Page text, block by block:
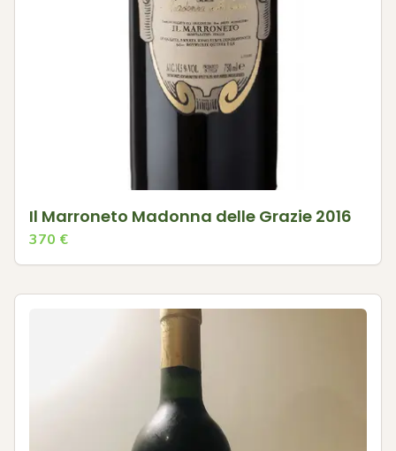
Il Marroneto Madonna delle Grazie 2016
370 €